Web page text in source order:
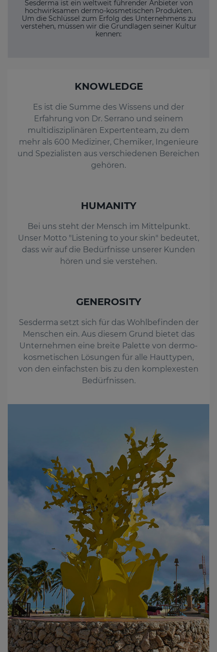
Sesderma ist ein weltweit führender Anbieter von
hochwirksamen dermo-kosmetischen Produkten.
Um die Schlüssel zum Erfolg des Unternehmens zu
verstehen, müssen wir die Grundlagen seiner Kultur
kennen:
KNOWLEDGE
Es ist die Summe des Wissens und der
Erfahrung von Dr. Serrano und seinem
multidisziplinären Expertenteam, zu dem
mehr als 600 Mediziner, Chemiker, Ingenieure
und Spezialisten aus verschiedenen Bereichen
gehören.
HUMANITY
Bei uns steht der Mensch im Mittelpunkt.
Unser Motto "Listening to your skin" bedeutet,
dass wir auf die Bedürfnisse unserer Kunden
hören und sie verstehen.
GENEROSITY
Sesderma setzt sich für das Wohlbefinden der
Menschen ein. Aus diesem Grund bietet das
Unternehmen eine breite Palette von dermo-
kosmetischen Lösungen für alle Hauttypen,
von den einfachsten bis zu den komplexesten
Bedürfnissen.